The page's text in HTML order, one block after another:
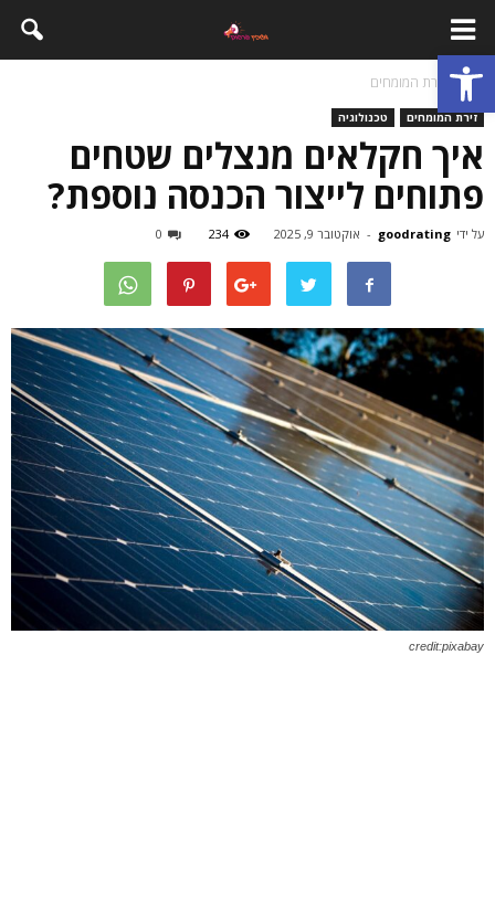
פתח סרגל נגישות
בית זירת המומחים
זירת המומחים טכנולוגיה
איך חקלאים מנצלים שטחים
פתוחים לייצור הכנסה נוספת?
על ידי goodrating
- אוקטובר 9, 2025 234
0
credit:pixabay